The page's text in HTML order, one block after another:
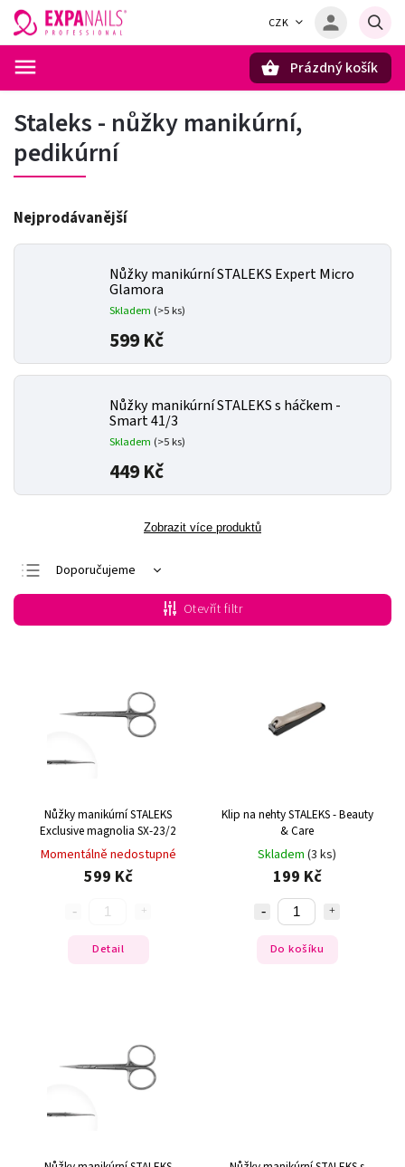
CZK
Prázdný košík
Staleks - nůžky manikúrní,
pedikúrní
Nejprodávanější
Nůžky manikúrní STALEKS Expert Micro
Glamora
Skladem (>5 ks)
599 Kč
Nůžky manikúrní STALEKS s háčkem -
Smart 41/3
Skladem (>5 ks)
449 Kč
Zobrazit více produktů
Doporučujeme
Nejlevnější
Nejdražší
Otevřít filtr
Nůžky manikúrní STALEKS
Exclusive magnolia SX-23/2
Momentálně nedostupné
599 Kč
Detail
Klip na nehty STALEKS - Beauty
& Care
Skladem (3 ks)
199 Kč
Do košíku